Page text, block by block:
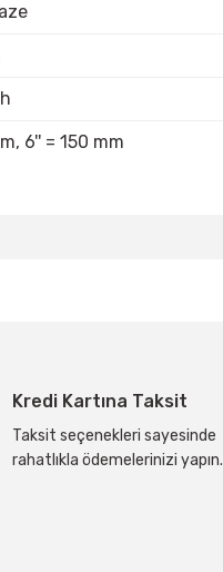
6'' = 150 mm
Kredi Kartına Taksit
Taksit seçenekleri sayesinde
rahatlıkla ödemelerinizi yapın.